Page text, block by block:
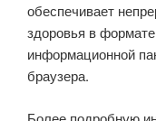
обеспечивает
здоровья в
информационной
браузера.